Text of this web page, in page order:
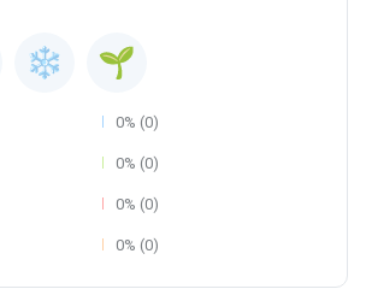
0% (0)
0% (0)
0% (0)
0% (0)